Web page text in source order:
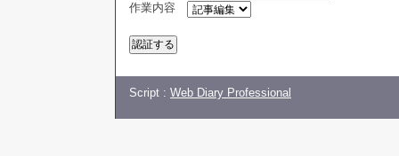
作業内容
Script : Web Diary Professional